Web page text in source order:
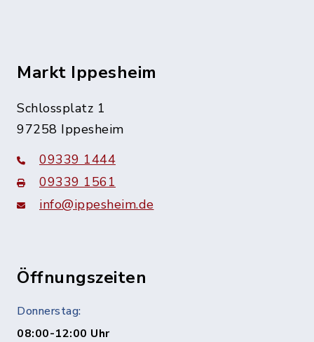
Markt Ippesheim
Schlossplatz 1
97258 Ippesheim
09339 1444
09339 1561
info@ippesheim.de
Öffnungszeiten
Donnerstag:
08:00-12:00 Uhr